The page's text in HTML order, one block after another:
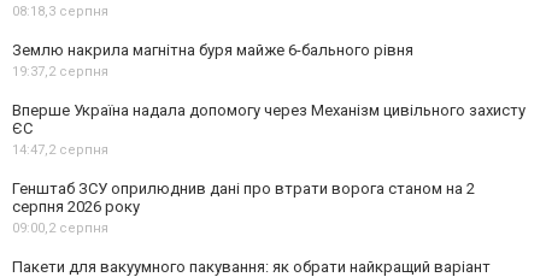
08:18,3 серпня
Землю накрила магнітна буря майже 6-бального рівня
19:37,2 серпня
Вперше Україна надала допомогу через Механізм цивільного захисту
ЄС
14:47,2 серпня
Генштаб ЗСУ оприлюднив дані про втрати ворога станом на 2
серпня 2026 року
09:00,2 серпня
Пакети для вакуумного пакування: як обрати найкращий варіант